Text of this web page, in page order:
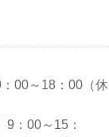
00～18：00（休
9：00～15：